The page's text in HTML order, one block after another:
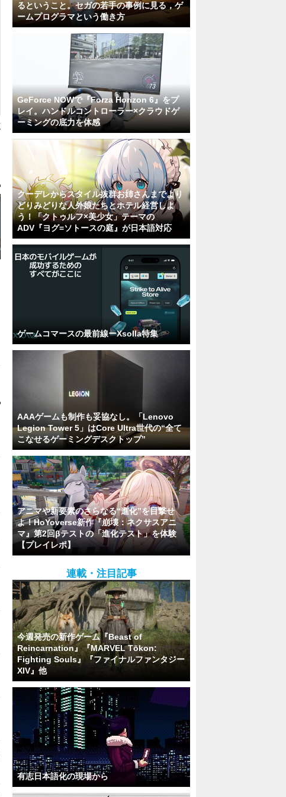
るということ。セガの若手の事例に見る，ゲ
ームプログラマという働き方
GeForce NOWで『Forza Horizon 6』をプ
レイ。ハンドルコントローラー×クラウドゲ
ーミングの底力を体感
クーデレからスタイル抜群お姉さんまでより
どりみどりな人外娘たちとホテル経営しよ
う！「クトゥルフ×美少女」テーマの
ADV『ヨグ=ソトースの庭』が日本語対応
ゲームコマースの最前線ーXsolla特集
AAAゲームも制作も妥協なし。「Lenovo
Legion Tower 5」はCore Ultra世代の“全て
こなせるゲーミングデスクトップ”
アニマや新要素のさらなる“進化”を目撃せ
よ！HoYoverse新作『崩壊：ネクサスアニ
マ』第2回βテストの「進化テスト」を体験
【プレイレポ】
連載・注目記事
今週発売の新作ゲーム『Beast of
Reincarnation』『MARVEL Tōkon:
Fighting Souls』『ファイナルファンタジー
XIV』他
有志日本語化の現場から